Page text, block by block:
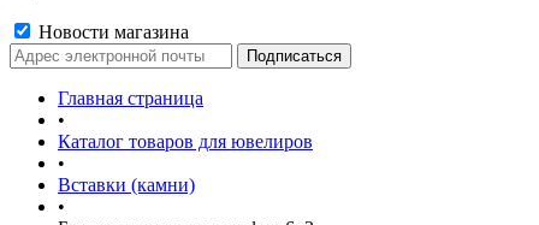
Новости магазина
Главная страница
•
Каталог товаров для ювелиров
•
Вставки (камни)
•